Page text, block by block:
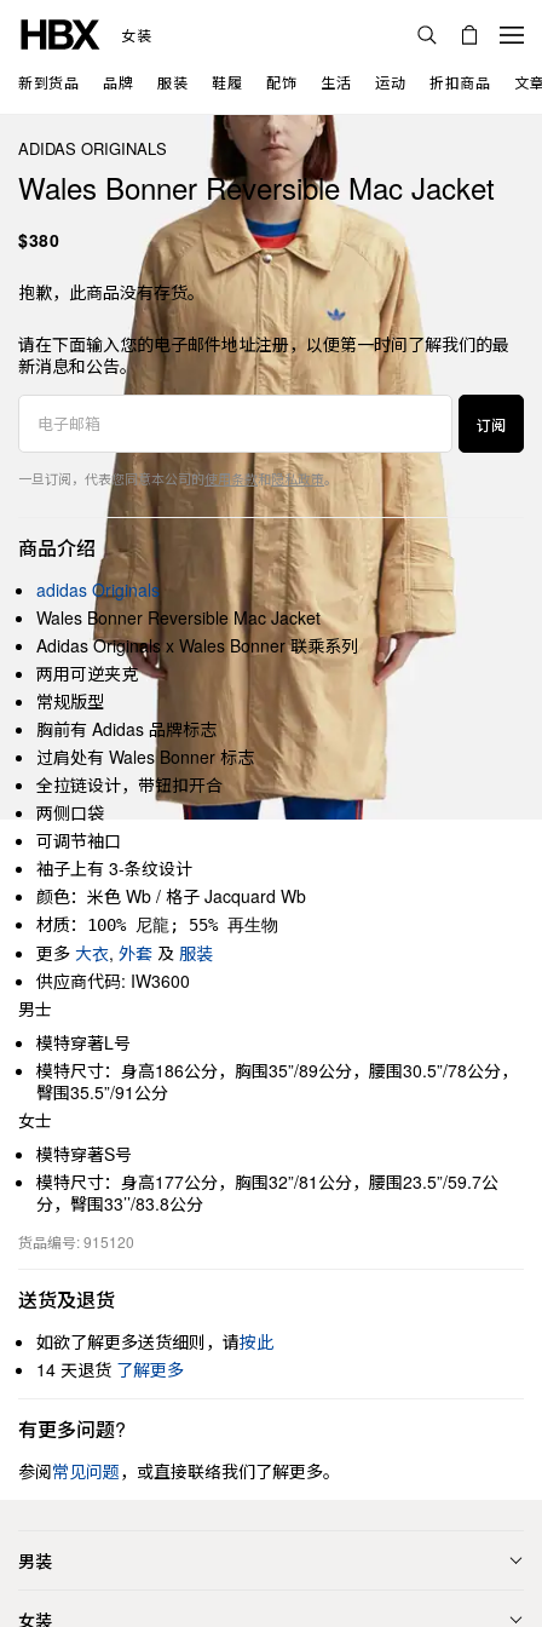
女装
新到货品 品牌 服装 鞋履 配饰 生活 运动 折扣商品 文
ADIDAS ORIGINALS
Wales Bonner Reversible Mac Jacket
$380
抱歉，此商品没有存货。
请在下面输入您的电子邮件地址注册，以便第一时间了解我们的最
新消息和公告。
订阅
一旦订阅，代表您同意本公司的使用条款和隐私政策。
商品介绍
adidas Originals
Wales Bonner Reversible Mac Jacket
Adidas Originals x Wales Bonner 联乘系列
两用可逆夹克
常规版型
胸前有 Adidas 品牌标志
过肩处有 Wales Bonner 标志
全拉链设计，带钮扣开合
两侧口袋
可调节袖口
袖子上有 3-条纹设计
颜色：米色 Wb / 格子 Jacquard Wb
材质：
100% 尼龍; 55% 再生物
更多 大衣, 外套 及 服装
供应商代码: IW3600
男士
模特穿著L号
模特尺寸：身高186公分，胸围35”/89公分，腰围30.5”/78公分，
臀围35.5”/91公分
女士
模特穿著S号
模特尺寸：身高177公分，胸围32”/81公分，腰围23.5”/59.7公
分，臀围33’’/83.8公分
货品编号: 915120
送货及退货
如欲了解更多送货细则，请按此
14 天退货 了解更多
有更多问题?
参阅常见问题，或直接联络我们了解更多。
男装
女装